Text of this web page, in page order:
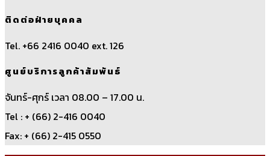
ติดต่อฝ่ายบุคคล
Tel. +66 2416 0040 ext. 126
ศูนย์บริการลูกค้าสัมพันธ์
จันทร์-ศุกร์ เวลา 08.00 – 17.00 น.
Tel : + (66) 2-416 0040
Fax: + (66) 2-415 0550